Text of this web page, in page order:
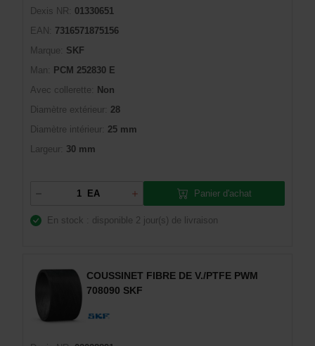
Dexis NR:
01330651
EAN:
7316571875156
Marque:
SKF
Man:
PCM 252830 E
Avec collerette:
Non
Diamètre extérieur: 28
Diamètre intérieur: 25 mm
Largeur: 30 mm
EA Panier d'achat
En stock : disponible 2 jour(s) de livraison
COUSSINET FIBRE DE V./PTFE PWM
708090 SKF